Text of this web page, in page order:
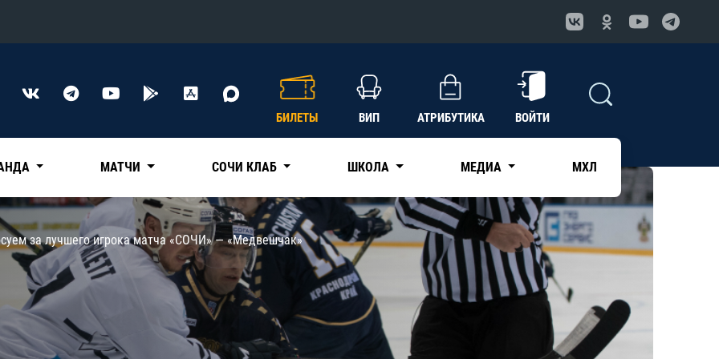
Конференция «Восток»
Нефтехимик
Трактор
Дивизион Чернышева
Авангард
Адмирал
КХЛ
БИЛЕТЫ ВИП АТРИБУТИКА ВОЙТИ
МАТЧИ СОЧИ КЛАБ ШКОЛА МЕДИА МХЛ
за лучшего игрока матча «СОЧИ» — «Медвешчак»